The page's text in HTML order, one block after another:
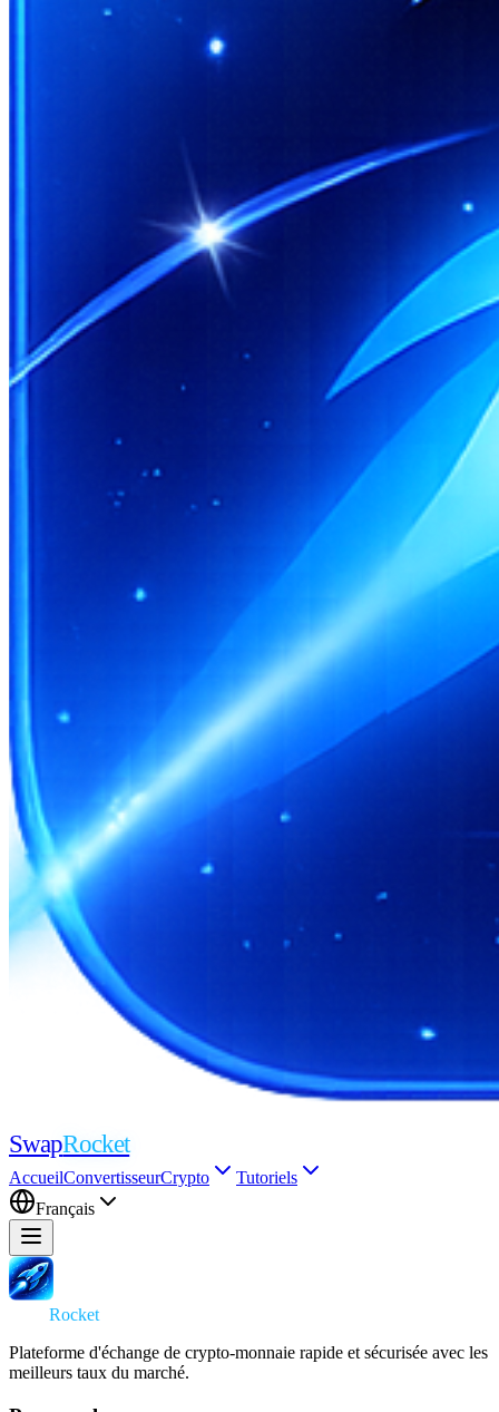
SwapRocket
AccueilConvertisseurCrypto
Tutoriels
Français
Rocket
Plateforme d'échange de crypto-monnaie rapide et sécurisée avec les
meilleurs taux du marché.